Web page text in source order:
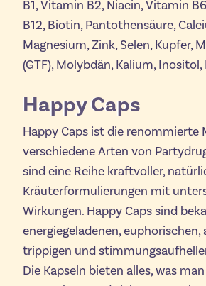
B1, Vitamin B2, Niacin, Vitamin
B12, Biotin, Pantothensäure,
Magnesium, Zink, Selen, Kupfer,
(GTF), Molybdän, Kalium, Inositol,
Happy Caps
Happy Caps ist die renommierte
verschiedene Arten von
sind eine Reihe kraftvoller,
Kräuterformulierungen mit
Wirkungen. Happy Caps sind
energiegeladenen, euphorischen,
trippigen und
Die Kapseln bieten alles, was